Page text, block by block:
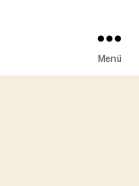
Menü